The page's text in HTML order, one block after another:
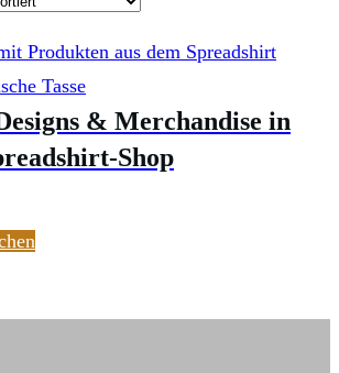
& Merchandise in
Shop